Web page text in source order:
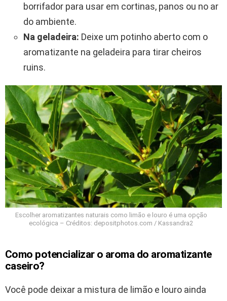
borrifador para usar em cortinas, panos ou no ar
do ambiente.
Na geladeira: Deixe um potinho aberto com o
aromatizante na geladeira para tirar cheiros
ruins.
Escolher aromatizantes naturais como limão e louro é uma opção
ecológica – Créditos: depositphotos.com / Kassandra2
Como potencializar o aroma do aromatizante
caseiro?
Você pode deixar a mistura de limão e louro ainda